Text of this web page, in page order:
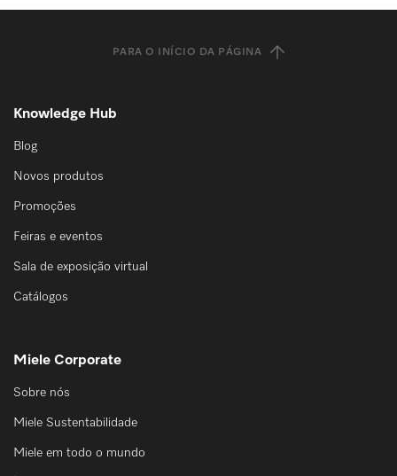
PARA O INÍCIO DA PÁGINA
Knowledge Hub
Blog
Novos produtos
Promoções
Feiras e eventos
Sala de exposição virtual
Catálogos
Miele Corporate
Sobre nós
Miele Sustentabilidade
Miele em todo o mundo